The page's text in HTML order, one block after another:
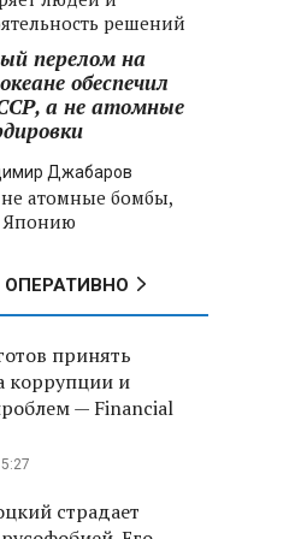
решений
перелом на
обеспечил
а не атомные
Джабаров
атомные бомбы,
Японию
ОПЕРАТИВНО
принять
коррупции и
— Financial
страдает